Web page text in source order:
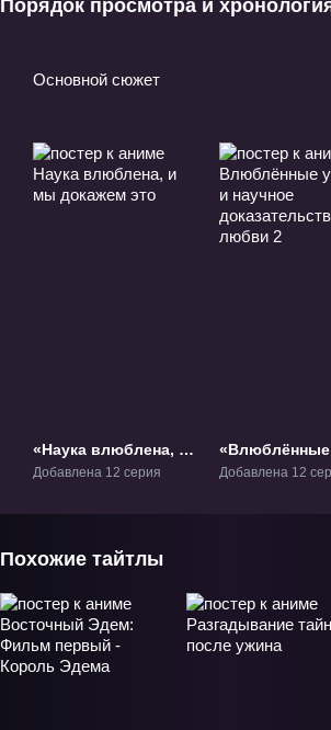
Порядок просмотра и
Основной сюжет
«Наука влюблена, и
мы докажем это»
Добавлена 12 серия
«Влюблённые
учёные и
Добавлена 12
Похожие тайтлы